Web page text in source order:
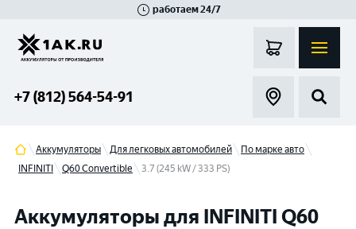
работаем 24/7
+7 (812) 564-54-91
Аккумуляторы Для легковых автомобилей
По марке авто
INFINITI
Q60 Convertible 3.7 (245 kW / 333 PS)
Аккумуляторы для INFINITI Q60
Гатчина